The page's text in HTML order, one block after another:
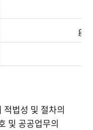
법성 및 절차의
및 공공업무의